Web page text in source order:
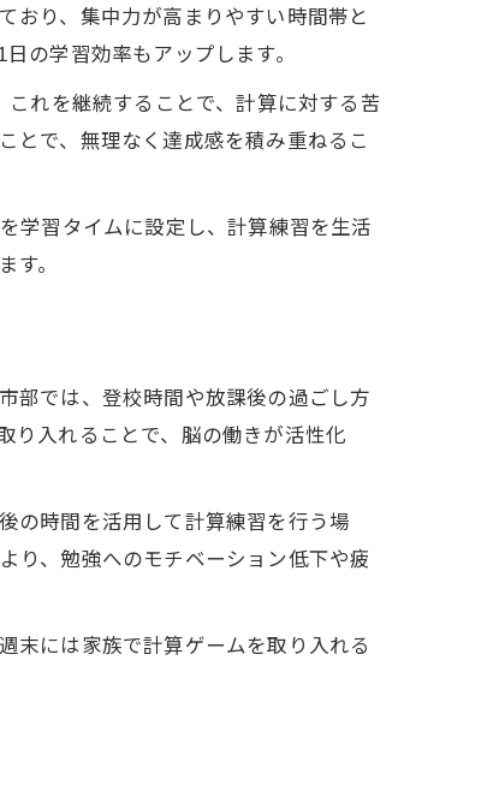
おり、集中力が高まりやすい時間帯と
の学習効率もアップします。
れを継続することで、計算に対する苦
とで、無理なく達成感を積み重ねるこ
学習タイムに設定し、計算練習を生活
。
部では、登校時間や放課後の過ごし方
り入れることで、脳の働きが活性化
の時間を活用して計算練習を行う場
り、勉強へのモチベーション低下や疲
末には家族で計算ゲームを取り入れる